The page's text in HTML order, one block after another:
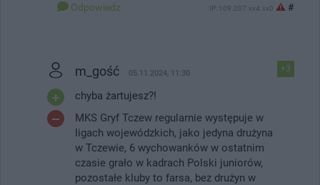
Odpowiedz IP: 109.207.xx4.xx0 #
+3
m_gość 05.11.2024, 11:30
chyba żartujesz?!
MKS Gryf Tczew regularnie występuje w
ligach wojewódzkich, jako jedyna drużyna
w Tczewie, 6 wychowanków w ostatnim
czasie grało w kadrach Polski juniorów,
pozostałe kluby to farsa, bez drużyn w